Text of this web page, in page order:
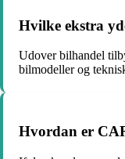
Hvilke ekstra
Udover bilhandel
bilmodeller og
Hvordan er